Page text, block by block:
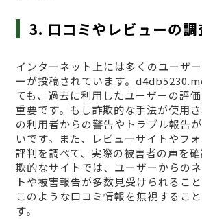
3. 口コミやレビューの調
インターネット上には多くのユーザ
ーが投稿されています。
ても、過去に利用したユーザーの評
重要です。もし詐欺的な手法が使用
の利用者からの警告やトラブル報告
いです。また、レビューサイトやフ
評判を調べて、実際の被害者の声を
欺的なサイトでは、ユーザーからの
トや被害報告が多数見受けられるこ
このような口コミ情報を無視するこ
す。